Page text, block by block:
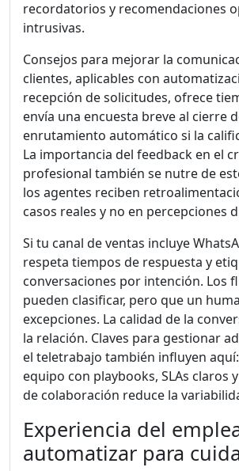
recordatorios y recomendaciones
intrusivas.
Consejos para mejorar la
clientes, aplicables con
recepción de solicitudes, ofrece
envía una encuesta breve al cierre
enrutamiento automático si la
La importancia del feedback en el
profesional también se nutre de
los agentes reciben
casos reales y no en percepciones
Si tu canal de ventas incluye
respeta tiempos de respuesta y
conversaciones por intención. Los
pueden clasificar, pero que un
excepciones. La calidad de la
la relación. Claves para gestionar
el teletrabajo también influyen
equipo con playbooks, SLAs claros
de colaboración reduce la
Experiencia del
automatizar para